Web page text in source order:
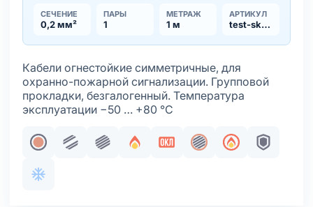
СЕЧЕНИЕ
0,2 мм²
ПАРЫ
1
МЕТРАЖ
1 м
АРТИКУЛ
test-sku_1231
Кабели огнестойкие симметричные, для
охранно-пожарной сигнализации. Групповой
прокладки, безгалогенный. Температура
эксплуатации −50 … +80 °С
Жила медная однопроволочная
Парная скрутка
Пучковая скрутка
Огнестойкость
Сертификация в составе
Общий экранБроня
Хладостойкое исполнение оболочки